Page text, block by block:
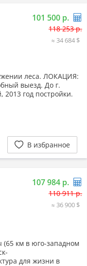
101 500 р.
118 253 р.
≈ 34 684 $
леса. ЛОКАЦИЯ:
выезд. До г.
год постройки.
В избранное
107 984 р.
110 911 р.
≈ 36 900 $
(65 км в юго-западном
для жизни в